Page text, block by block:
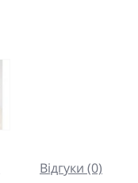
Відгуки (0)